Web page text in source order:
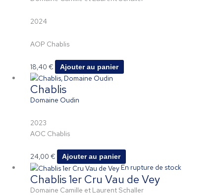
2024
AOP Chablis
18,40€ Ajouter au panier
Chablis
Domaine Oudin
2023
AOC Chablis
24,00€ Ajouter au panier
En rupture de stock
Chablis 1er Cru Vau de Vey
Domaine Camille et Laurent Schaller